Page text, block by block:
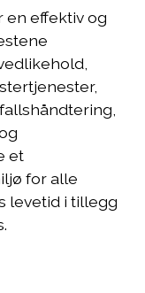
effektiv og
et
for alle
levetid i tillegg